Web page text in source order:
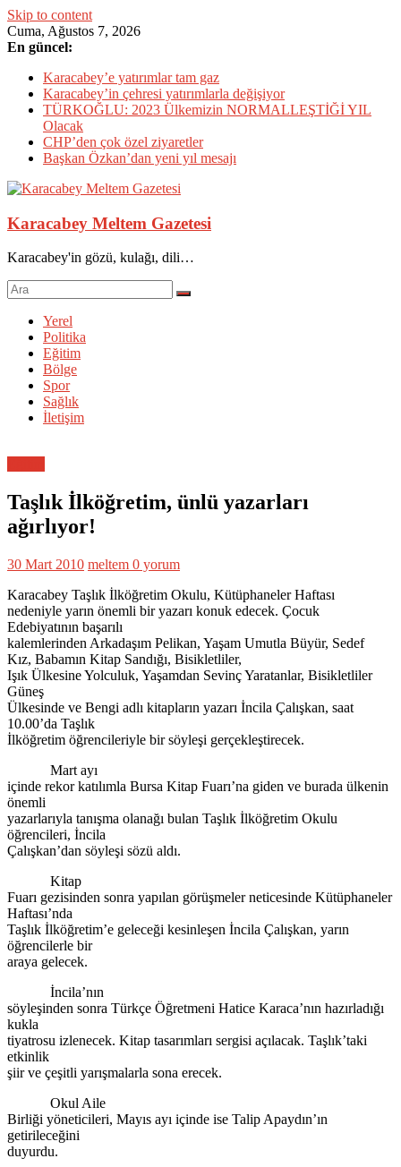
Skip to content
Cuma, Ağustos 7, 2026
En güncel:
Karacabey’e yatırımlar tam gaz
Karacabey’in çehresi yatırımlarla değişiyor
TÜRKOĞLU: 2023 Ülkemizin NORMALLEŞTİĞİ YIL
Olacak
CHP’den çok özel ziyaretler
Başkan Özkan’dan yeni yıl mesajı
Karacabey Meltem Gazetesi
Karacabey'in gözü, kulağı, dili…
Yerel
Politika
Eğitim
Bölge
Spor
Sağlık
İletişim
Taşlık İlköğretim, ünlü yazarları
ağırlıyor!
30 Mart 2010 meltem 0 yorum
Karacabey Taşlık İlköğretim Okulu, Kütüphaneler Haftası
nedeniyle yarın önemli bir yazarı konuk edecek. Çocuk
Edebiyatının başarılı
kalemlerinden Arkadaşım Pelikan, Yaşam Umutla Büyür, Sedef
Kız, Babamın Kitap Sandığı, Bisikletliler,
Işık Ülkesine Yolculuk, Yaşamdan Sevinç Yaratanlar, Bisikletliler
Güneş
Ülkesinde ve Bengi adlı kitapların yazarı İncila Çalışkan, saat
10.00’da Taşlık
İlköğretim öğrencileriyle bir söyleşi gerçekleştirecek.
Mart ayı
içinde rekor katılımla Bursa Kitap Fuarı’na giden ve burada ülkenin
önemli
yazarlarıyla tanışma olanağı bulan Taşlık İlköğretim Okulu
öğrencileri, İncila
Çalışkan’dan söyleşi sözü aldı.
Kitap
Fuarı gezisinden sonra yapılan görüşmeler neticesinde Kütüphaneler
Haftası’nda
Taşlık İlköğretim’e geleceği kesinleşen İncila Çalışkan, yarın
öğrencilerle bir
araya gelecek.
İncila’nın
söyleşinden sonra Türkçe Öğretmeni Hatice Karaca’nın hazırladığı
kukla
tiyatrosu izlenecek. Kitap tasarımları sergisi açılacak. Taşlık’taki
etkinlik
şiir ve çeşitli yarışmalarla sona erecek.
Okul Aile
Birliği yöneticileri, Mayıs ayı içinde ise Talip Apaydın’ın
getirileceğini
duyurdu.